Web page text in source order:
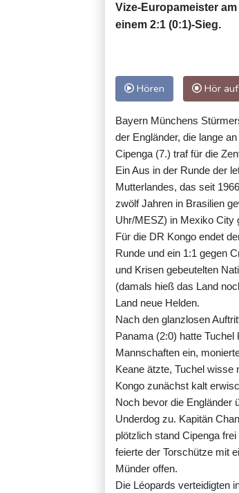
Vize-Europameister
einem 2:1 (0:1)-Sieg.
Hören Hör
Bayern Münchens
der Engländer, die lange
Cipenga (7.) traf für die
Ein Aus in der Runde der
Mutterlandes, das seit
zwölf Jahren in Brasilien
Uhr/MESZ) in Mexiko City
Für die DR Kongo endet
Runde und ein 1:1 gegen
und Krisen gebeutelten
(damals hieß das Land
Land neue Helden.
Nach den glanzlosen
Panama (2:0) hatte
Mannschaften ein,
Keane ätzte, Tuchel wisse
Kongo zunächst kalt
Noch bevor die Engländer
Underdog zu. Kapitän
plötzlich stand Cipenga
feierte der Torschütze mit
Münder offen.
Die Léopards verteidigten